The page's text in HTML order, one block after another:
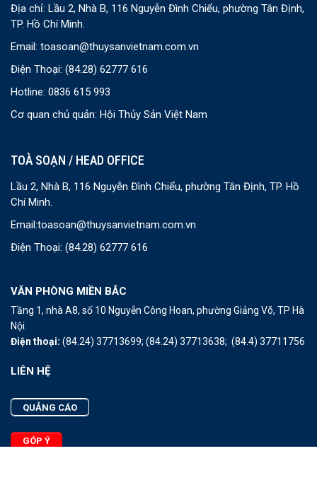
Địa chỉ: Lầu 2, Nhà B, 116 Nguyễn Đình Chiểu, phường Tân Định,
TP. Hồ Chí Minh.
Email: toasoan@thuysanvietnam.com.vn
Điện Thoại: (84.28) 62777 616
Hotline: 0836 615 993
Cơ quan chủ quản: Hội Thủy Sản Việt Nam
TOÀ SOẠN / HEAD OFFICE
Lầu 2, Nhà B, 116 Nguyễn Đình Chiểu, phường Tân Định, TP. Hồ
Chí Minh.
Email:toasoan@thuysanvietnam.com.vn
Điện Thoại: (84.28) 62777 616
VĂN PHÒNG MIỀN BẮC
Tầng 1, nhà A8, số 10 Nguyễn Công Hoan, phường Giảng Võ, TP Hà
Nội.
Điện thoại: (84.24) 37713699; (84.24) 37713638; (84.4) 37711756
LIÊN HỆ
QUẢNG CÁO
GÓP Ý